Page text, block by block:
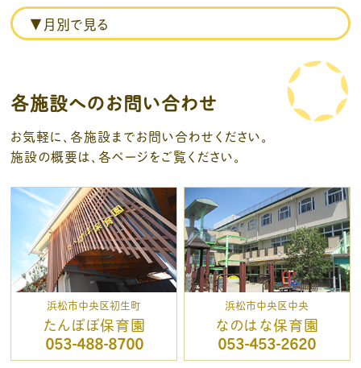
各施設へのお問い合わせ
お気軽に、各施設までお問い合わせください。
施設の概要は、各ページをご覧ください。
浜松市中央区初生町
たんぽぽ保育園
053-488-8700
浜松市中央区中央
なのはな保育園
053-453-2620